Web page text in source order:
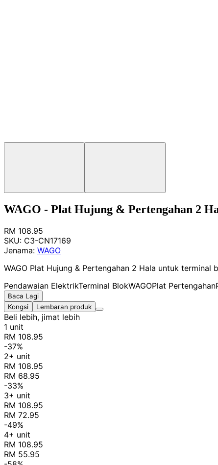
WAGO - Plat Hujung & Pertengahan 2
RM 108.95
SKU: C3-CN17169
Jenama: WAGO
WAGO Plat Hujung & Pertengahan 2 Hala untuk terminal
Pendawaian ElektrikTerminal BlokWAGOPlat Pertengahan
Baca Lagi
Kongsi
Lembaran produk
Beli lebih, jimat lebih
1 unit
RM 108.95
-37%
2+ unit
RM 108.95
RM 68.95
-33%
3+ unit
RM 108.95
RM 72.95
-49%
4+ unit
RM 108.95
RM 55.95